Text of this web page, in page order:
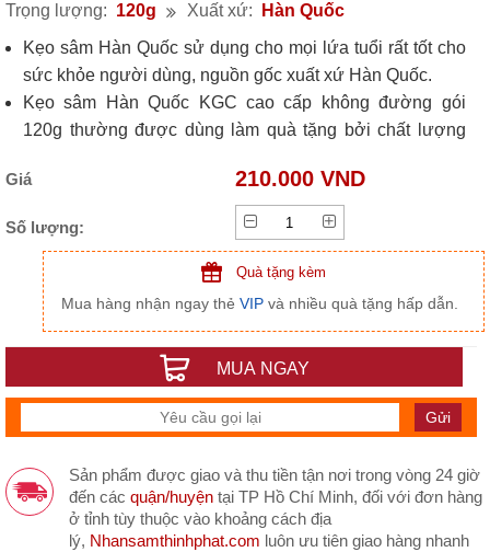
Trọng lượng: 120g Xuất xứ:
Hàn Quốc
Kẹo sâm Hàn Quốc sử dụng cho mọi lứa tuổi rất tốt cho
sức khỏe người dùng, nguồn gốc xuất xứ Hàn Quốc.
Kẹo sâm Hàn Quốc KGC cao cấp không đường gói
120g thường được dùng làm quà tặng bởi chất lượng
thanh mát, thơm ngon.
Giá 210.000 VND
Số lượng:
Quà tặng kèm
Mua hàng nhận ngay thẻ VIP và nhiều quà tặng hấp dẫn.
MUA NGAY
Sản phẩm được giao và thu tiền tận nơi trong vòng 24 giờ
đến các quận/huyện tại TP Hồ Chí Minh, đối với đơn hàng
ở tỉnh tùy thuộc vào khoảng cách địa
lý, Nhansamthinhphat.com luôn ưu tiên giao hàng nhanh